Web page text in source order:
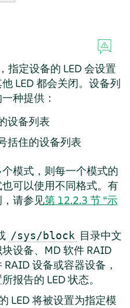
指定设备的 LED 会设置
LED 都会关闭。设备列
种提供：
设备列表
括住的设备列表
模式，则每一个模式的
可以使用不同格式。有
请参见第 12.2.3 节 “示
/sys/block 目录中文
设备、MD 软件 RAID
设备或容器设备，
报告的 LED 状态。
LED 将被设置为指定模